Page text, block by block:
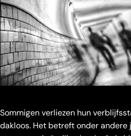
Sommigen verliezen hun
dakloos. Het betreft onder andere